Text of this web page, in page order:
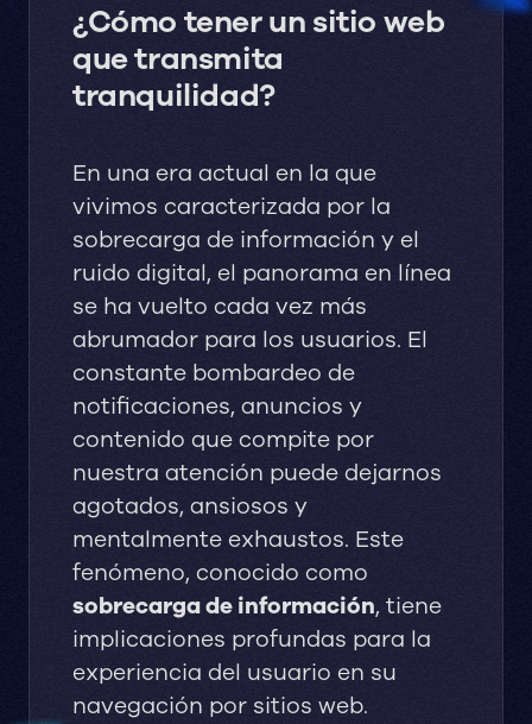
¿Cómo tener un sitio web
que transmita
tranquilidad?
En una era actual en la que
vivimos caracterizada por la
sobrecarga de información y el
ruido digital, el panorama en línea
se ha vuelto cada vez más
abrumador para los usuarios. El
constante bombardeo de
notificaciones, anuncios y
contenido que compite por
nuestra atención puede dejarnos
agotados, ansiosos y
mentalmente exhaustos. Este
fenómeno, conocido como
sobrecarga de información, tiene
implicaciones profundas para la
experiencia del usuario en su
navegación por sitios web.